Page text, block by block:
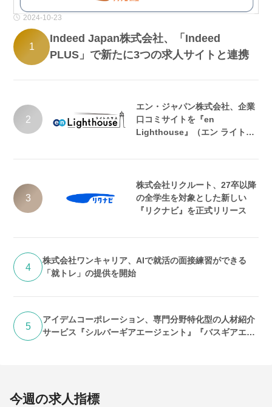
2024-10-23
1
Indeed Japan株式会社、「Indeed
PLUS」で新たに3つの求人サイトと連携
2
エン・ジャパン株式会社、企業
口コミサイトを『en
Lighthouse』（エン ライトハ
3
株式会社リクルート、27卒以降
の全学生を対象とした新しい
『リクナビ』を正式リリース
4
株式会社ワンキャリア、AIで就活の面接練習ができる
「就トレ」の提供を開始
5
アイデムコーポレーション、専門分野特化型の人材紹介
サービス『シルバーギアエージェント』『バスギアエー
今週の求人指標